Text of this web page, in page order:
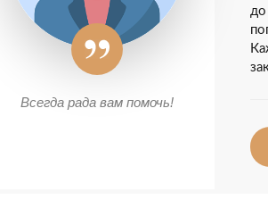
Всегда рада вам помочь!
до